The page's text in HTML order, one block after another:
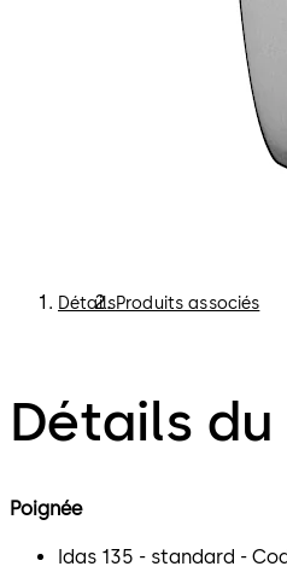
DétailsProduits associés
Détails
Poignée
Idas 135 - standard -